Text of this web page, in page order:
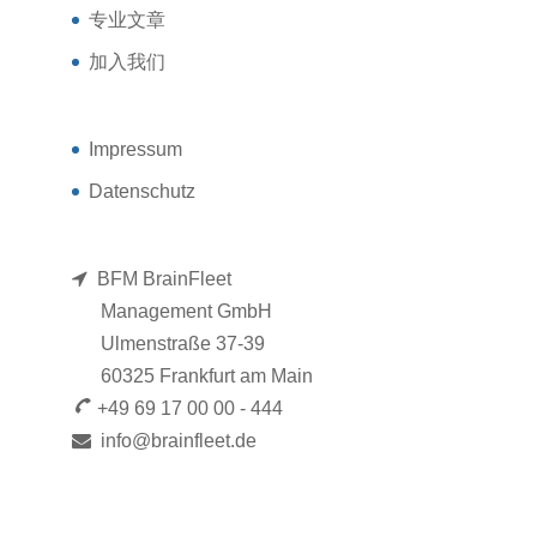
专业文章
加入我们
Impressum
Datenschutz
BFM BrainFleet
Management GmbH
Ulmenstraße 37-39
60325 Frankfurt am Main
+49 69 17 00 00 - 444
info@brainfleet.de